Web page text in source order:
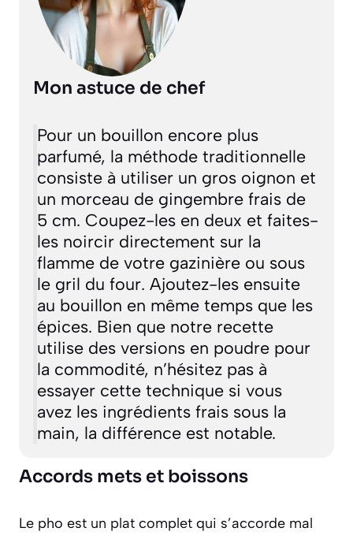
Mon astuce de chef
Pour un bouillon encore plus
parfumé, la méthode traditionnelle
consiste à utiliser un gros oignon et
un morceau de gingembre frais de
5 cm. Coupez-les en deux et faites-
les noircir directement sur la
flamme de votre gazinière ou sous
le gril du four. Ajoutez-les ensuite
au bouillon en même temps que les
épices. Bien que notre recette
utilise des versions en poudre pour
la commodité, n’hésitez pas à
essayer cette technique si vous
avez les ingrédients frais sous la
main, la différence est notable.
Accords mets et boissons
Le pho est un plat complet qui s’accorde mal